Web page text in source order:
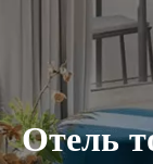
Отель